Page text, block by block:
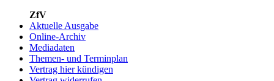
ZfV
Aktuelle Ausgabe
Online-Archiv
Mediadaten
Themen- und Terminplan
Vertrag hier kündigen